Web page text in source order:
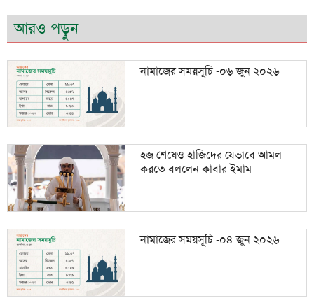
আরও পড়ুন
নামাজের সময়সূচি -০৬ জুন ২০২৬
হজ শেষেও হাজিদের যেভাবে আমল
করতে বললেন কাবার ইমাম
নামাজের সময়সূচি -০৪ জুন ২০২৬